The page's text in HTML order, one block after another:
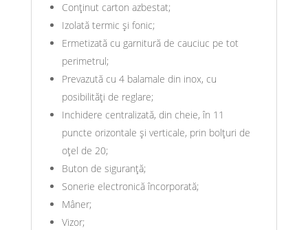
Conţinut carton azbestat;
Izolată termic şi fonic;
Ermetizată cu garnitură de cauciuc pe tot
perimetrul;
Prevazută cu 4 balamale din inox, cu
posibilităţi de reglare;
Inchidere centralizată, din cheie, în 11
puncte orizontale şi verticale, prin bolţuri de
oţel de 20;
Buton de siguranţă;
Sonerie electronică încorporată;
Mâner;
Vizor;